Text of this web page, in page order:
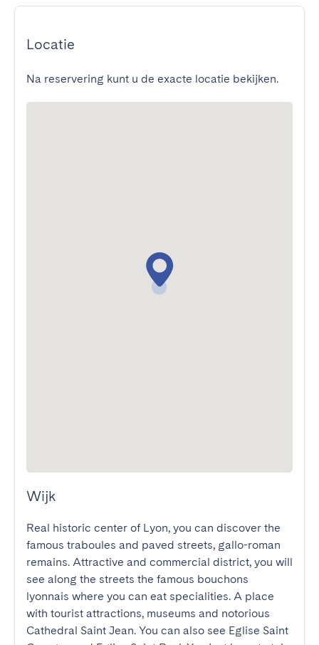
Locatie
Na reservering kunt u de exacte locatie bekijken.
Wijk
Real historic center of Lyon, you can discover the
famous traboules and paved streets, gallo-roman
remains. Attractive and commercial district, you will
see along the streets the famous bouchons
lyonnais where you can eat specialities. A place
with tourist attractions, museums and notorious
Cathedral Saint Jean. You can also see Eglise Saint